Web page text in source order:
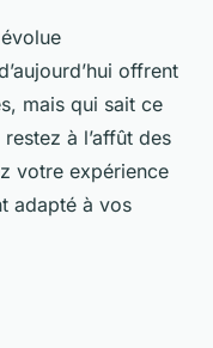
offrent
mais qui sait ce
à l’affût des
votre expérience
adapté à vos